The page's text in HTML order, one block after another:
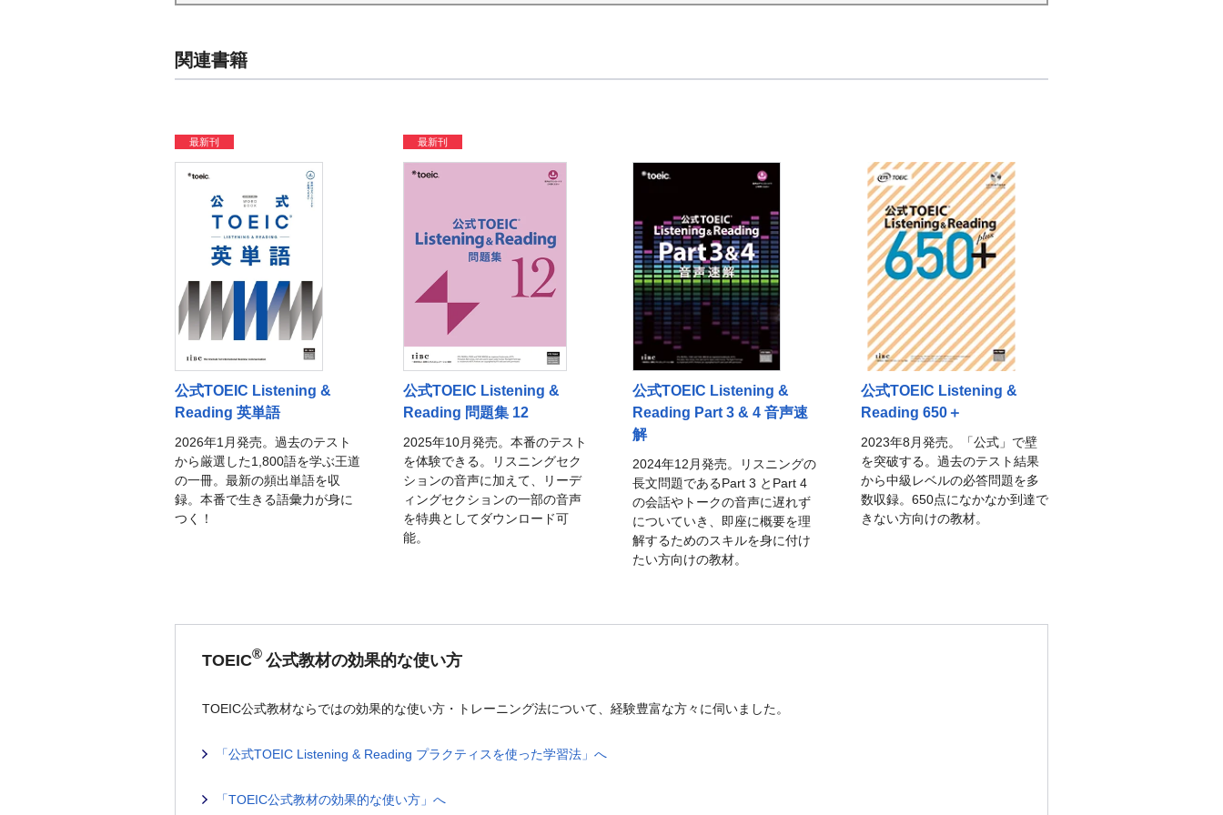
関連書籍
最新刊
公式TOEIC Listening &
Reading 英単語
2026年1月発売。過去のテスト
から厳選した1,800語を学ぶ王道
の一冊。最新の頻出単語を収
録。本番で生きる語彙力が身に
つく！
最新刊
公式TOEIC Listening &
Reading 問題集 12
2025年10月発売。本番のテスト
を体験できる。リスニングセク
ションの音声に加えて、リーデ
ィングセクションの一部の音声
を特典としてダウンロード可
能。
公式TOEIC Listening &
Reading Part 3 & 4 音声速
解
2024年12月発売。リスニングの
長文問題であるPart 3 とPart 4
の会話やトークの音声に遅れず
についていき、即座に概要を理
解するためのスキルを身に付け
たい方向けの教材。
公式TOEIC Listening &
Reading 650＋
2023年8月発売。「公式」で壁
を突破する。過去のテスト結果
から中級レベルの必答問題を多
数収録。650点になかなか到達で
きない方向けの教材。
TOEIC® 公式教材の効果的な使い方
TOEIC公式教材ならではの効果的な使い方・トレーニング法について、経験豊富な方々に伺いました。
「公式TOEIC Listening & Reading プラクティスを使った学習法」へ
「TOEIC公式教材の効果的な使い方」へ